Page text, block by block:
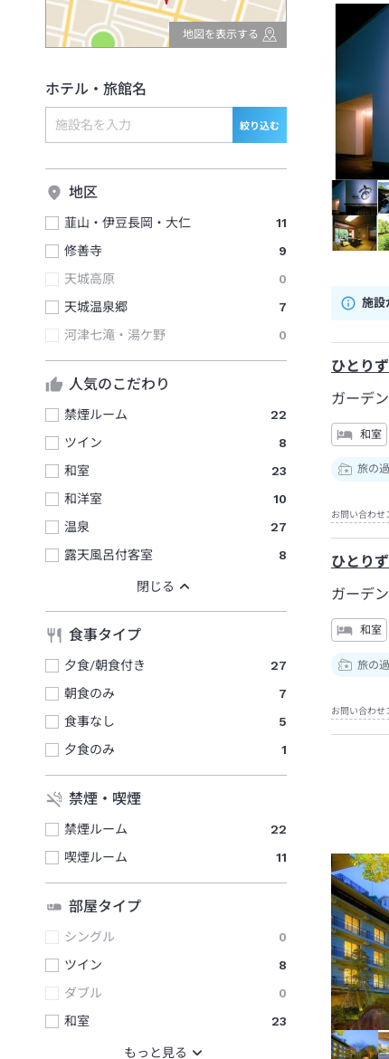
地図を表示する
ホテル・旅館名
絞り込む
地区
韮山・伊豆長岡・大仁
11
修善寺
9
天城高原
0
天城温泉郷
7
河津七滝・湯ケ野
0
人気のこだわり
禁煙ルーム
22
ツイン
8
和室
23
和洋室
10
温泉
27
露天風呂付客室
8
食事タイプ
夕食/朝食付き
27
朝食のみ
7
食事なし
5
夕食のみ
1
禁煙・喫煙
禁煙ルーム
22
喫煙ルーム
11
部屋タイプ
シングル
0
ツイン
8
ダブル
0
和室
23
施設
ひとり
ガーデ
和室
旅の
お問い合わせ
ひとり
ガーデ
和室
旅の
お問い合わせ